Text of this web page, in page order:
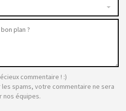
commentaire ! :)
spams, votre commentaire ne sera
nos équipes.